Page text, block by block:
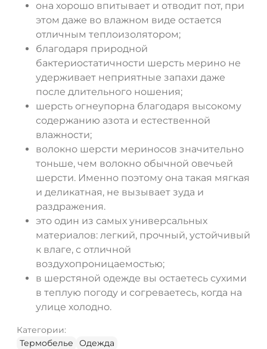
она хорошо впитывает и отводит пот, при
этом даже во влажном виде остается
отличным теплоизолятором;
благодаря природной
бактериостатичности шерсть мерино не
удерживает неприятные запахи даже
после длительного ношения;
шерсть огнеупорна благодаря высокому
содержанию азота и естественной
влажности;
волокно шерсти мериносов значительно
тоньше, чем волокно обычной овечьей
шерсти. Именно поэтому она такая мягкая
и деликатная, не вызывает зуда и
раздражения.
это один из самых универсальных
материалов: легкий, прочный, устойчивый
к влаге, с отличной
воздухопроницаемостью;
в шерстяной одежде вы остаетесь сухими
в теплую погоду и согреваетесь, когда на
улице холодно.
Категории:
Термобелье
Одежда